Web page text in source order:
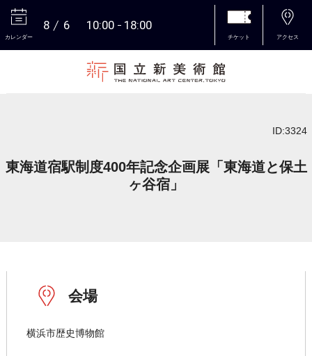
カレンダー
8 6 10:00 18:00
チケット アクセス
ID:3324
東海道宿駅制度400年記念企画展「東海道と保土
ヶ谷宿」
会場
横浜市歴史博物館